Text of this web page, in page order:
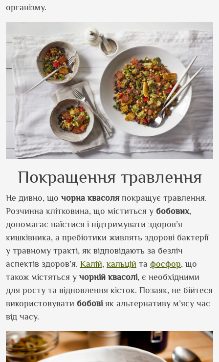
організму.
Покращення травлення
Не дивно, що чорна квасоляпокращує травлення.
Розчинна клітковина, що міститься у бобових,
допомагає наїстися і підтримувати здоров’я
кишківника, а пребіотики живлять здорові бактерії
у травному тракті, як відповідають за безліч
аспектів здоров’я. Калій, кальцій та фосфор, що
також містяться у чорній квасолі, є необхідними
для росту та відновлення кісток. Позаяк, не бійтеся
використовувати бобові як альтернативу м’ясу час
від часу.